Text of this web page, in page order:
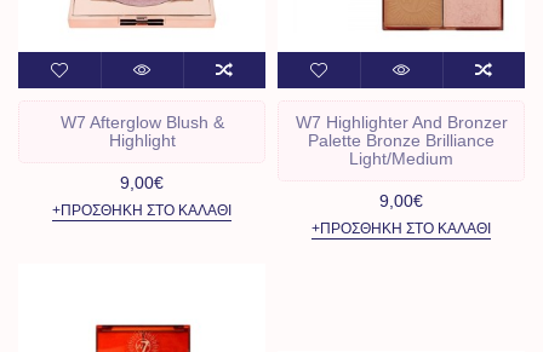
W7 Afterglow Blush &
Highlight
9,00€
+ΠΡΟΣΘΉΚΗ ΣΤΟ ΚΑΛΆΘΙ
W7 Highlighter And Bronzer
Palette Bronze Brilliance
Light/Medium
9,00€
+ΠΡΟΣΘΉΚΗ ΣΤΟ ΚΑΛΆΘΙ